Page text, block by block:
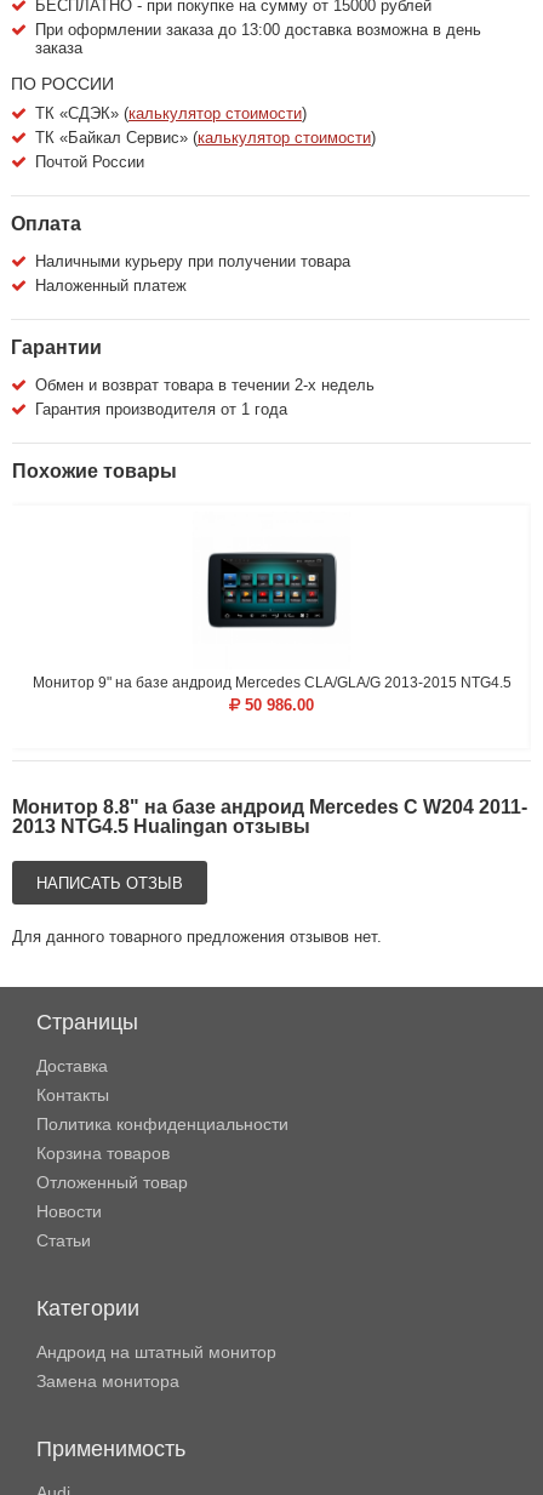
БЕСПЛАТНО - при покупке на сумму от 15000 рублей
При оформлении заказа до 13:00 доставка возможна в день
заказа
ПО РОССИИ
ТК «СДЭК» (калькулятор стоимости)
ТК «Байкал Сервис» (калькулятор стоимости)
Почтой России
Оплата
Наличными курьеру при получении товара
Наложенный платеж
Гарантии
Обмен и возврат товара в течении 2-х недель
Гарантия производителя от 1 года
Похожие товары
Монитор 9" на базе андроид Mercedes CLA/GLA/G 2013-2015 NTG4.5
50 986.00
Монитор 8.8" на базе андроид Mercedes C W204 2011-
2013 NTG4.5 Hualingan отзывы
НАПИСАТЬ ОТЗЫВ
Для данного товарного предложения отзывов нет.
Страницы
Доставка
Контакты
Политика конфиденциальности
Корзина товаров
Отложенный товар
Новости
Статьи
Категории
Андроид на штатный монитор
Замена монитора
Применимость